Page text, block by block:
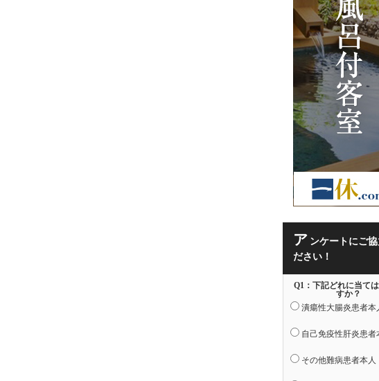
ア ンケートにご
ださい！
Q1：下記どれに当て
すか？
潰瘍性大腸炎患者本
自己免疫性肝炎患者
その他難病患者本人